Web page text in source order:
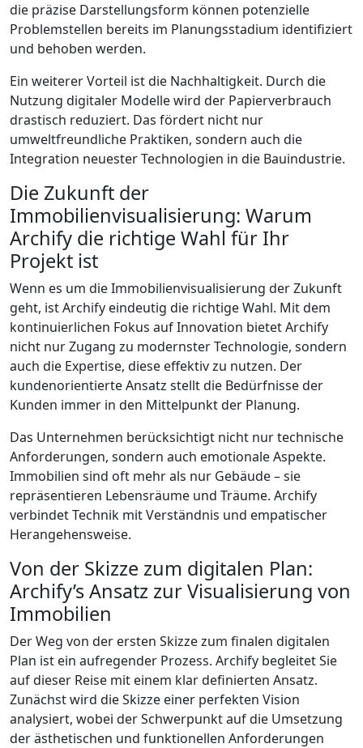
die präzise Darstellungsform können potenzielle
Problemstellen bereits im Planungsstadium identifiziert
und behoben werden.
Ein weiterer Vorteil ist die Nachhaltigkeit. Durch die
Nutzung digitaler Modelle wird der Papierverbrauch
drastisch reduziert. Das fördert nicht nur
umweltfreundliche Praktiken, sondern auch die
Integration neuester Technologien in die Bauindustrie.
Die Zukunft der
Immobilienvisualisierung: Warum
Archify die richtige Wahl für Ihr
Projekt ist
Wenn es um die Immobilienvisualisierung der Zukunft
geht, ist Archify eindeutig die richtige Wahl. Mit dem
kontinuierlichen Fokus auf Innovation bietet Archify
nicht nur Zugang zu modernster Technologie, sondern
auch die Expertise, diese effektiv zu nutzen. Der
kundenorientierte Ansatz stellt die Bedürfnisse der
Kunden immer in den Mittelpunkt der Planung.
Das Unternehmen berücksichtigt nicht nur technische
Anforderungen, sondern auch emotionale Aspekte.
Immobilien sind oft mehr als nur Gebäude – sie
repräsentieren Lebensräume und Träume. Archify
verbindet Technik mit Verständnis und empatischer
Herangehensweise.
Von der Skizze zum digitalen Plan:
Archify’s Ansatz zur Visualisierung von
Immobilien
Der Weg von der ersten Skizze zum finalen digitalen
Plan ist ein aufregender Prozess. Archify begleitet Sie
auf dieser Reise mit einem klar definierten Ansatz.
Zunächst wird die Skizze einer perfekten Vision
analysiert, wobei der Schwerpunkt auf die Umsetzung
der ästhetischen und funktionellen Anforderungen